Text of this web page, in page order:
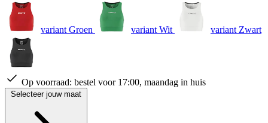
variant Groen variant Wit variant Zwart
Op voorraad: bestel voor 17:00, maandag in huis
Selecteer jouw maat